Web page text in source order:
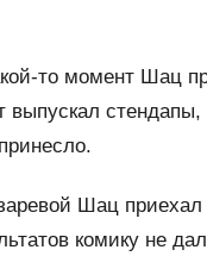
то момент Шац
стендапы,
Шац
комику не